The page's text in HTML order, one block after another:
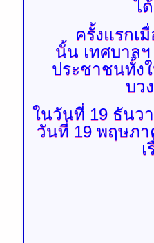
ไ
ครั้งแรกเมื่อ
นั้น เทศบาล
ประชาชนทั้ง
บว
ในวันที่ 19 ธันว
วันที่ 19 พฤษภ